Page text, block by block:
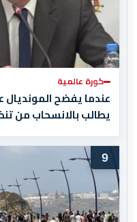
كورة عالمية
عندما يفضح المونديال
المغرب المباراة النهائية!
9